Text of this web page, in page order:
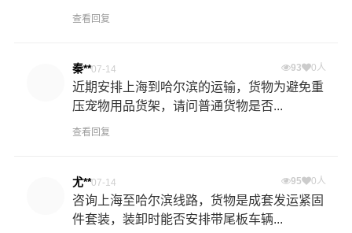
查看回复
秦**07-14 93 0人
近期安排上海到哈尔滨的运输，货物为避免重
压宠物用品货架，请问普通货物是否...
查看回复
尤**07-14 95 0人
咨询上海至哈尔滨线路，货物是成套发运紧固
件套装，装卸时能否安排带尾板车辆...